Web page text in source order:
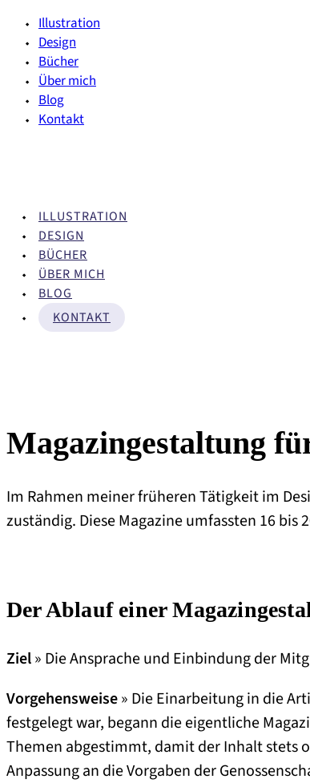
Illustration
Design
Bücher
Über mich
Blog
Kontakt
ILLUSTRATION
DESIGN
BÜCHER
ÜBER MICH
BLOG
KONTAKT
Magazingestaltung
Im Rahmen meiner früheren Tätigkeit im
zuständig. Diese Magazine umfassten 16
Der Ablauf einer
Ziel» Die Ansprache und Einbindung der
Vorgehensweise» Die Einarbeitung in die
festgelegt war, begann die eigentliche
Themen abgestimmt, damit der Inhalt stets
Anpassung an die Vorgaben der